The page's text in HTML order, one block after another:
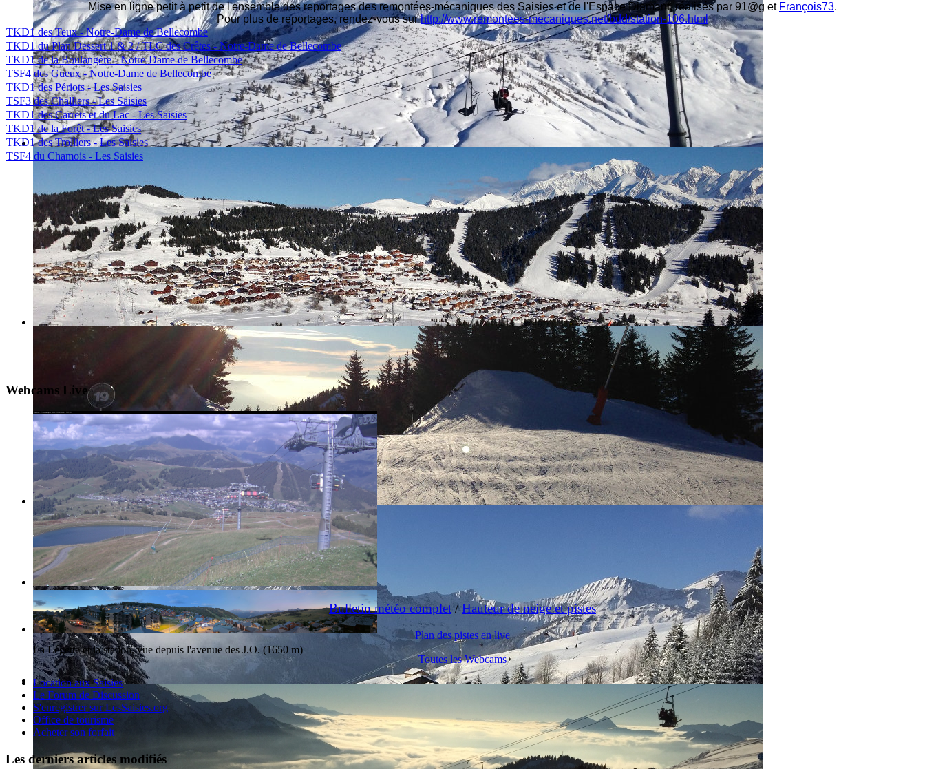
Mise en ligne petit à petit de l'ensemble des reportages des remontées-mécaniques des Saisies et de l'Espace Diamant, réalisés par 91@g et François73.
Pour plus de reportages, rendez-vous surhttp://www.remontees-mecaniques.net/bdd/station-106.html
TKD1 des Teux - Notre-Dame de Bellecombe
TKD1 du Plan Dessert 1 & 2 / TLC des Crêtes - Notre-Dame de Bellecombe
TKD1 de la Boulangère - Notre-Dame de Bellecombe
TSF4 des Gueux - Notre-Dame de Bellecombe
TKD1 des Périots - Les Saisies
TSF3 des Challiers - Les Saisies
TKD1 des Carrets et du Lac - Les Saisies
TKD1 de la Forêt - Les Saisies
TKD1 des Trolliers - Les Saisies
TSF4 du Chamois - Les Saisies
Webcams Live
La station des Saisies et le Mont-Blanc
La Légette et la station, vue depuis l'avenue des J.O. (1650 m)
Bulletin météo complet/Hauteur de neige et pistes
Plan des pistes en live
Toutes les Webcams
Location aux Saisies
Le Forum de Discussion
S'enregistrer sur LesSaisies.org
Office de tourisme
Acheter son forfait
Les derniers articles modifiés